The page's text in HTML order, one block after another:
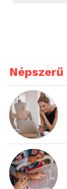
Népszerű